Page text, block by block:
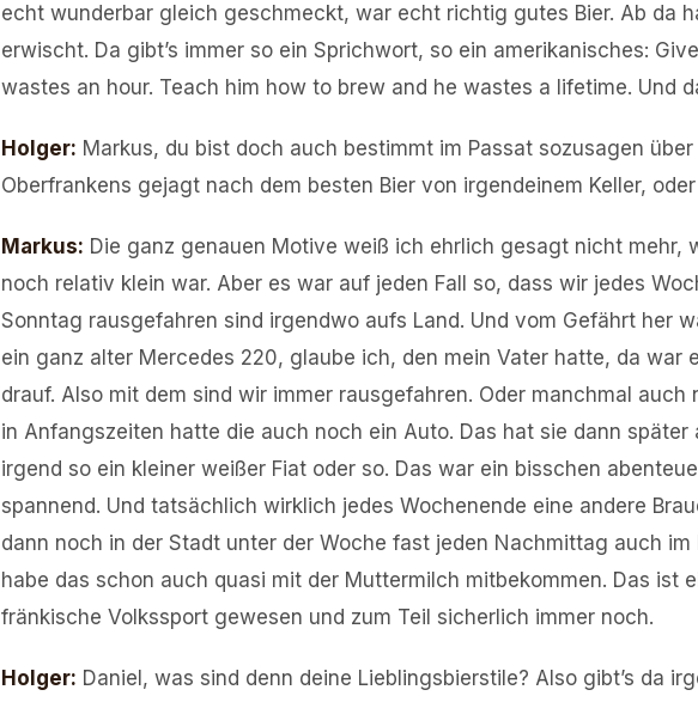
echt wunderbar gleich geschmeckt, war echt richtig gutes Bier. Ab da
erwischt. Da gibt’s immer so ein Sprichwort, so ein amerikanisches:
wastes an hour. Teach him how to brew and he wastes a lifetime. Und
Holger: Markus, du bist doch auch bestimmt im Passat sozusagen
Oberfrankens gejagt nach dem besten Bier von irgendeinem Keller,
Markus: Die ganz genauen Motive weiß ich ehrlich gesagt nicht mehr,
noch relativ klein war. Aber es war auf jeden Fall so, dass wir jedes
Sonntag rausgefahren sind irgendwo aufs Land. Und vom Gefährt her
ein ganz alter Mercedes 220, glaube ich, den mein Vater hatte, da war
drauf. Also mit dem sind wir immer rausgefahren. Oder manchmal auch
in Anfangszeiten hatte die auch noch ein Auto. Das hat sie dann später
irgend so ein kleiner weißer Fiat oder so. Das war ein bisschen
spannend. Und tatsächlich wirklich jedes Wochenende eine andere
dann noch in der Stadt unter der Woche fast jeden Nachmittag auch im
habe das schon auch quasi mit der Muttermilch mitbekommen. Das ist
fränkische Volkssport gewesen und zum Teil sicherlich immer noch.
Holger: Daniel, was sind denn deine Lieblingsbierstile? Also gibt’s da